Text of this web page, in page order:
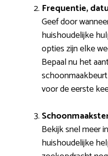
Frequentie,
Geef door
huishoudelijke
opties zijn elke
Bepaal nu het
voor de eerste
Bekijk snel meer
huishoudelijke